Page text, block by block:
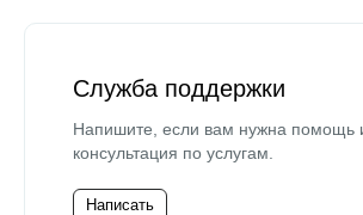
Служба поддержки
Напишите, если вам нужна помощь
консультация по услугам.
Написать